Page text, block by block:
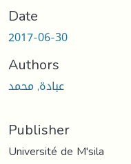
Date
2017-06-30
Authors
عبادة, محمد
Publisher
Université de M'sila